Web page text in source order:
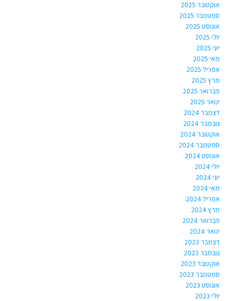
אוקטובר 2025
ספטמבר 2025
אוגוסט 2025
יולי 2025
יוני 2025
מאי 2025
אפריל 2025
מרץ 2025
פברואר 2025
ינואר 2025
דצמבר 2024
נובמבר 2024
אוקטובר 2024
ספטמבר 2024
אוגוסט 2024
יולי 2024
יוני 2024
מאי 2024
אפריל 2024
מרץ 2024
פברואר 2024
ינואר 2024
דצמבר 2023
נובמבר 2023
אוקטובר 2023
ספטמבר 2023
אוגוסט 2023
יולי 2023